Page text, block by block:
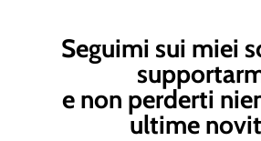
Seguimi sui miei
e non perderti
ultime